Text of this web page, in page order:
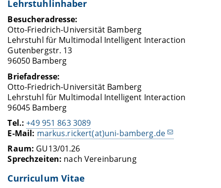
Lehrstuhlinhaber
Besucheradresse:
Otto-Friedrich-Universität Bamberg
Lehrstuhl für Multimodal Intelligent Interaction
Gutenbergstr. 13
96050 Bamberg
Briefadresse:
Otto-Friedrich-Universität Bamberg
Lehrstuhl für Multimodal Intelligent Interaction
96045 Bamberg
Tel.: +49 951 863 3089
E-Mail: markus.rickert(at)uni-bamberg.de
Raum: GU13/01.26
Sprechzeiten: nach Vereinbarung
Curriculum Vitae